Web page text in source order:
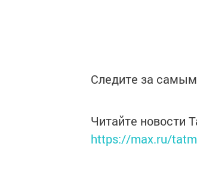
Следите за
Читайте новости
https://max.ru/